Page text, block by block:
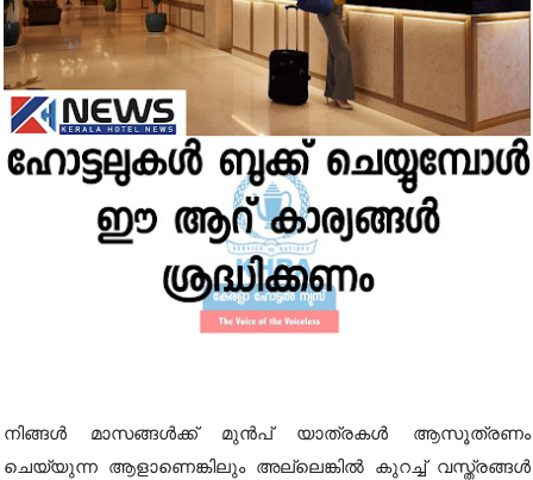
നിങ്ങൾ മാസങ്ങൾക്ക് മുൻപ് യാത്രകൾ ആസൂത്രണം
ചെയ്യുന്ന ആളാണെങ്കിലും അല്ലെങ്കിൽ കുറച്ച് വസ്ത്രങ്ങൾ